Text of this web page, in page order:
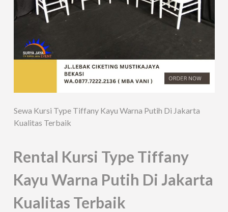
Sewa Kursi Type Tiffany Kayu Warna Putih Di Jakarta
Kualitas Terbaik
Rental Kursi Type Tiffany
Kayu Warna Putih Di Jakarta
Kualitas Terbaik